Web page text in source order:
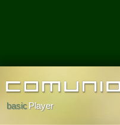
basicPlayer